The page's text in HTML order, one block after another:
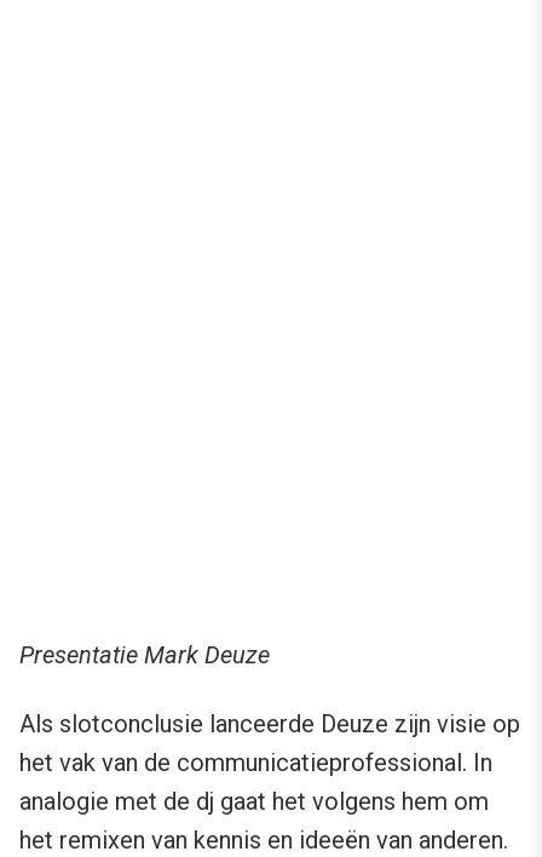
Presentatie Mark Deuze
Als slotconclusie lanceerde Deuze zijn visie op
het vak van de communicatieprofessional. In
analogie met de dj gaat het volgens hem om
het remixen van kennis en ideeën van anderen.